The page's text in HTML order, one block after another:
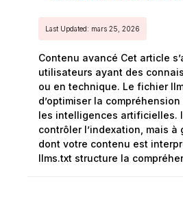
Last Updated: mars 25, 2026
Contenu avancé Cet article
utilisateurs ayant des
ou en technique. Le fichier
d’optimiser la
les intelligences artificielles.
contrôler l’indexation, mais à
dont votre contenu est
llms.txt structure la